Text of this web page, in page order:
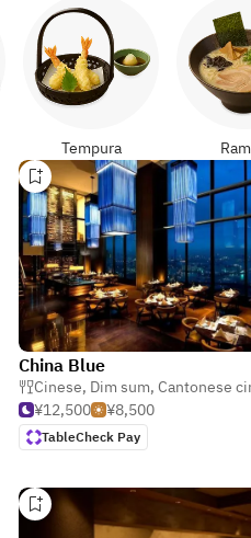
Tempura
Cantonese cinese
China Blue
Cinese, Dim sum, Cantonese
¥12,500
¥8,500
TableCheck Pay